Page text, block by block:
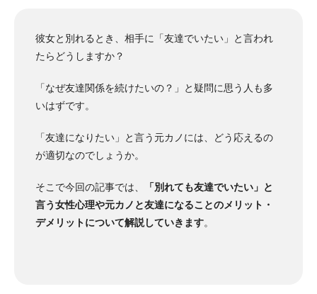
彼女と別れるとき、相手に「友達でいたい」と言われ
たらどうしますか？
「なぜ友達関係を続けたいの？」と疑問に思う人も多
いはずです。
「友達になりたい」と言う元カノには、どう応えるの
が適切なのでしょうか。
そこで今回の記事では、
「別れても友達でいたい」と
言う女性心理や元カノと友達になることのメリット・
デメリットについて解説していきます。